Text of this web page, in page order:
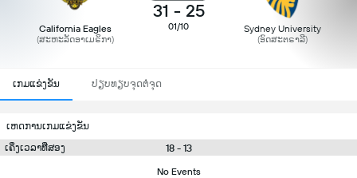
California Eagles
(ສະຫະລັດອາເມຣິກາ)
31 - 25
01/10 Sydney University
(ອົດສະຕຣາລີ)
ເກມແຂ່ງຂັນ ປຽບທຽບຈຸດຕໍ່ຈຸດ
ເຫດການເກມແຂ່ງຂັນ
ເຄິ່ງເວລາທີ່ສອງ
18 - 13
No Events